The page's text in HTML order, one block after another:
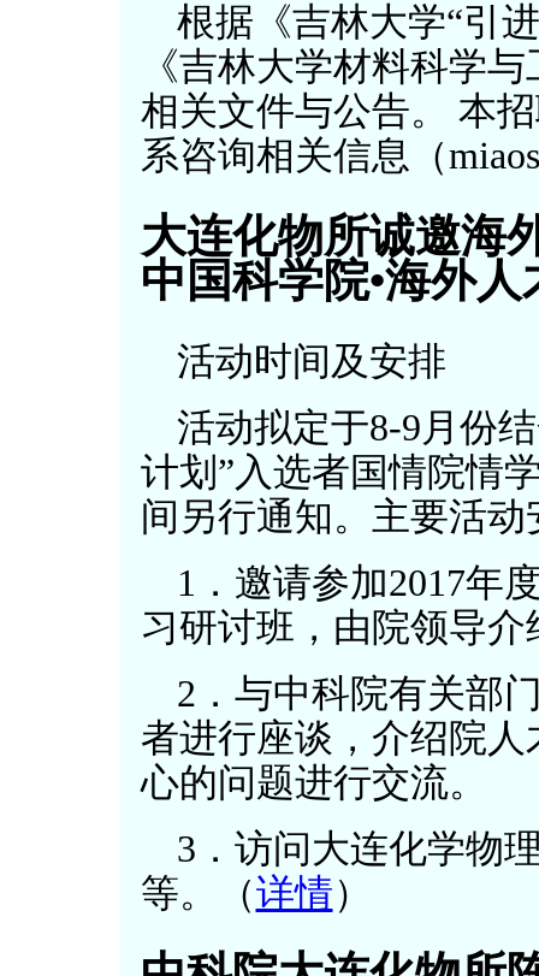
根据《吉林大学“引
《吉林大学材料科学
相关文件与公告。 本
系咨询相关信息（
大连化物所诚邀海
中国科学院•海外人
活动时间及安排
活动拟定于8-9月份
计划”入选者国情院情
间另行通知。主要活动
1．邀请参加2017年
习研讨班，由院领导
2．与中科院有关部
者进行座谈，介绍院
心的问题进行交流。
3．访问大连化学物
等。（详情）